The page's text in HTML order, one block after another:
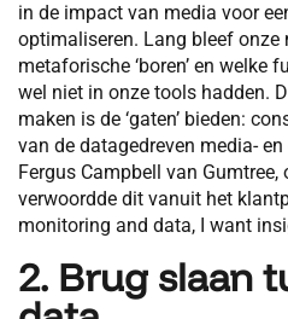
in de impact van media voor
optimaliseren. Lang bleef onze
metaforische ‘boren’ en welke
wel niet in onze tools hadden.
maken is de ‘gaten’ bieden:
van de datagedreven media-
Fergus Campbell van Gumtree,
verwoordde dit vanuit het
monitoring and data, I want
2. Brug slaan